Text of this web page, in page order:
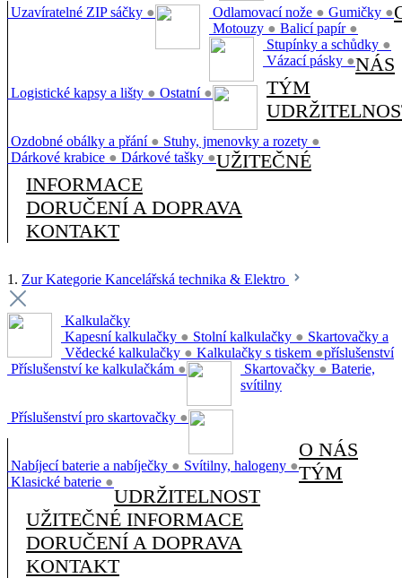
Uzavíratelné ZIP sáčky ● Odlamovací nože ● Gumičky ●
Motouzy ● Balicí papír ●
Stupínky a schůdky ●
Vázací pásky ●
Logistické kapsy a lišty ● Ostatní ●
Ozdobné obálky a přání ● Stuhy, jmenovky a rozety ●
Dárkové krabice ● Dárkové tašky ●
NÁS
TÝM
UŽITEČNÉ
INFORMACE
DORUČENÍ A DOPRAVA
KONTAKT
1. Zur Kategorie Kancelářská technika & Elektro
Kalkulačky
Kapesní kalkulačky ● Stolní kalkulačky ●
Vědecké kalkulačky ● Kalkulačky s tiskem ●
Příslušenství ke kalkulačkám ●
Skartovačky a
příslušenství
Skartovačky ●
Příslušenství pro skartovačky ●
Baterie,
svítilny
Nabíjecí baterie a nabíječky ● Svítilny, halogeny ●
Klasické baterie ●
O NÁS
TÝM
UDRŽITELNOST
UŽITEČNÉ INFORMACE
DORUČENÍ A DOPRAVA
KONTAKT